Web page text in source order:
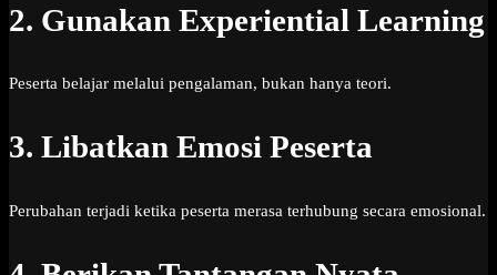
2. Gunakan Experiential Learning
Peserta belajar melalui pengalaman, bukan hanya teori.
3. Libatkan Emosi Peserta
Perubahan terjadi ketika peserta merasa terhubung secara emosional.